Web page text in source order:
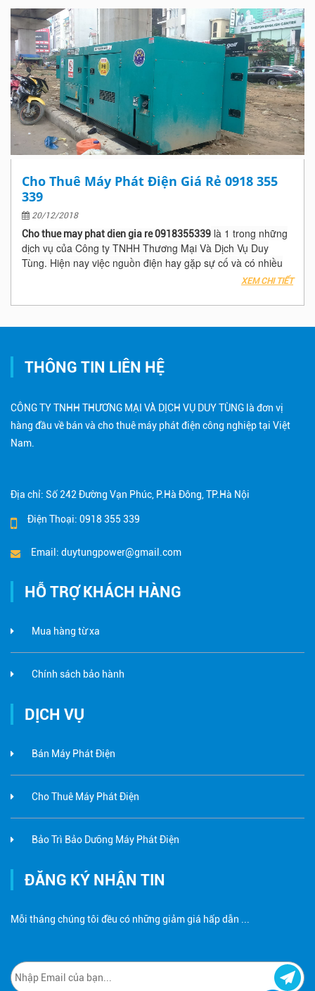
Cho Thuê Máy Phát Điện Giá Rẻ 0918 355
339
20/12/2018
Cho thue may phat dien gia re 0918355339 là 1 trong những
dịch vụ của Công ty TNHH Thương Mại Và Dịch Vụ Duy
Tùng. Hiện nay việc nguồn điện hay gặp sự cố và có nhiều
trường hợp cúp điện mà không thông báo trước làm ảnh
Khách sạn hay Tòa nhà văn phòng của bạn, Hãy nhấc máy
XEM CHI TIẾT
THÔNG TIN LIÊN HỆ
CÔNG TY TNHH THƯƠNG MẠI VÀ DỊCH VỤ DUY TÙNG là đơn vị
hàng đầu về bán và cho thuê máy phát điện công nghiệp tại Việt
Nam.
Địa chỉ: Số 242 Đường Vạn Phúc, P.Hà Đông, TP.Hà Nội
Điện Thoại: 0918 355 339
Email: duytungpower@gmail.com
HỖ TRỢ KHÁCH HÀNG
Mua hàng từ xa
Chính sách bảo hành
DỊCH VỤ
Bán Máy Phát Điện
Cho Thuê Máy Phát Điện
Bảo Trì Bảo Dưỡng Máy Phát Điện
ĐĂNG KÝ NHẬN TIN
Mỗi tháng chúng tôi đều có những giảm giá hấp dẫn ...